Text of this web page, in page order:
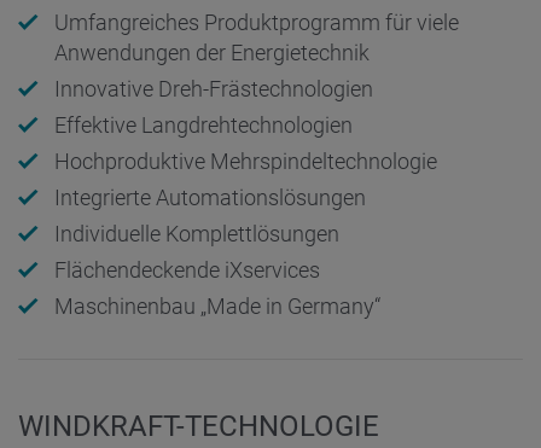
Umfangreiches Produktprogramm für viele
Anwendungen der Energietechnik
Innovative Dreh-Frästechnologien
Effektive Langdrehtechnologien
Hochproduktive Mehrspindeltechnologie
Integrierte Automationslösungen
Individuelle Komplettlösungen
Flächendeckende iXservices
Maschinenbau „Made in Germany“
WINDKRAFT-TECHNOLOGIE